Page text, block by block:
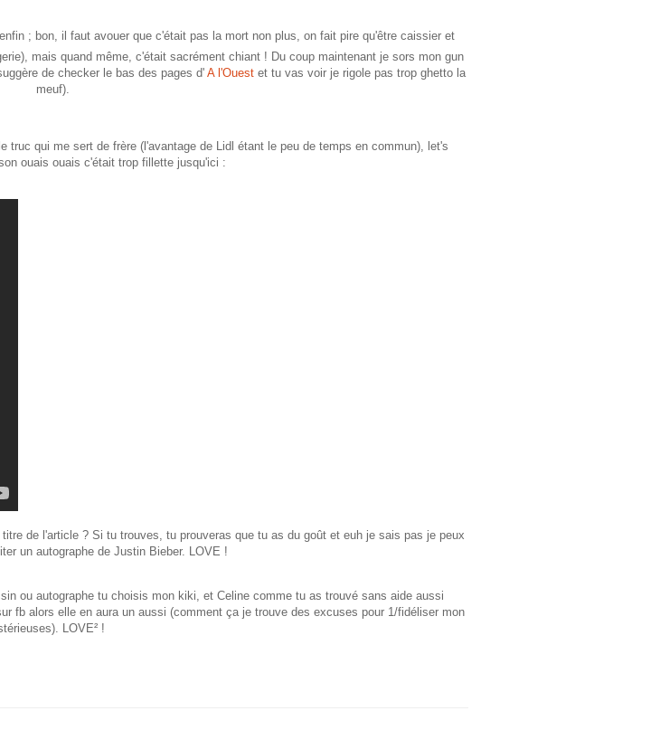
; bon, il faut avouer que c'était pas la mort non plus, on fait pire qu'être caissier et
mais quand même, c'était sacrément chiant ! Du coup maintenant je sors mon gun
de checker le bas des pages d'A l'Ouestet tu vas voir je rigole pas trop ghetto la
meuf).
truc qui me sert de frère (l'avantage de Lidl étant le peu de temps en commun), let's
ouais ouais c'était trop fillette jusqu'ici :
de l'article ? Si tu trouves, tu prouveras que tu as du goût et euh je sais pas je peux
un autographe de Justin Bieber. LOVE !
ou autographe tu choisis mon kiki, et Celine comme tu as trouvé sans aide aussi
fb alors elle en aura un aussi (comment ça je trouve des excuses pour 1/fidéliser mon
LOVE² !